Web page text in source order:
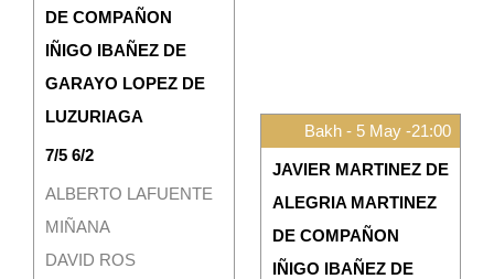
DE COMPAÑON
IÑIGO IBAÑEZ DE
GARAYO LOPEZ DE
LUZURIAGA
7/5 6/2
ALBERTO LAFUENTE
MIÑANA
DAVID ROS
Bakh - 5 May -21:00
JAVIER MARTINEZ DE
ALEGRIA MARTINEZ
DE COMPAÑON
IÑIGO IBAÑEZ DE